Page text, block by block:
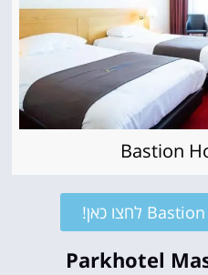
Bastion
Parkhotel